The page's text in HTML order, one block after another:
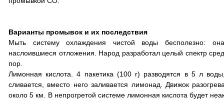
Варианты промывок и их последствия
Мыть систему охлаждения чистой воды бесполезно:
наслоившиеся отложения. Народ разработал целый спектр
пор.
Лимонная кислота. 4 пакетика (100 г) разводятся в 5 л
сливается, вместо него заливается лимонад. Движок
около 5 км. В непрогретой системе лимонная кислота будет